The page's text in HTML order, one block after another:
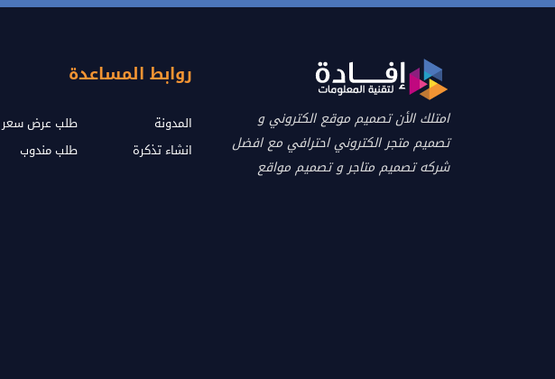
امتلك الأن تصميم موقع الكتروني و
تصميم متجر الكتروني احترافي مع افضل
شركه تصميم متاجر و تصميم مواقع
روابط المساعدة
المدونة
طلب عرض سعر
انشاء تذكرة
طلب مندوب